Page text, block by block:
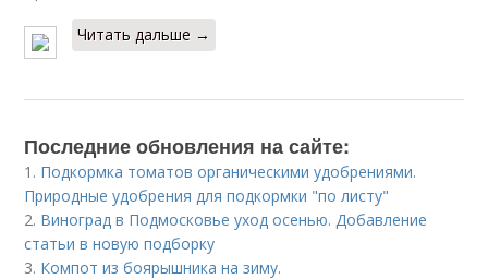
Читать дальше →
Последние обновления на сайте:
1. Подкормка томатов органическими удобрениями.
Природные удобрения для подкормки "по листу"
2. Виноград в Подмосковье уход осенью. Добавление
статьи в новую подборку
3. Компот из боярышника на зиму.